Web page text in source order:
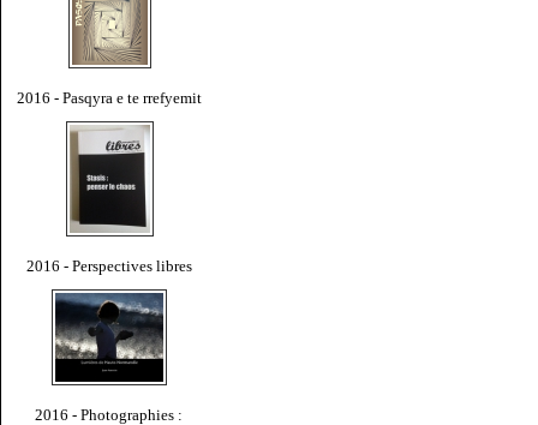
2016 - Pasqyra e te rrefyemit
2016 - Perspectives libres
2016 - Photographies :